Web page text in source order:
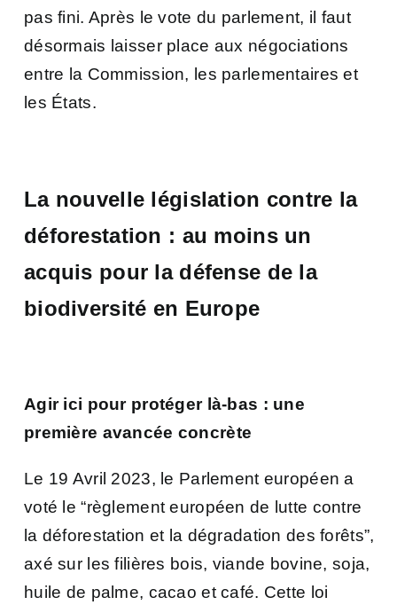
pas fini. Après le vote du parlement, il faut
désormais laisser place aux négociations
entre la Commission, les parlementaires et
les États.
La nouvelle législation contre la
déforestation : au moins un
acquis pour la défense de la
biodiversité en Europe
Agir ici pour protéger là-bas : une
première avancée concrète
Le 19 Avril 2023, le Parlement européen a
voté le “règlement européen de lutte contre
la déforestation et la dégradation des forêts”,
axé sur les filières bois, viande bovine, soja,
huile de palme, cacao et café. Cette loi